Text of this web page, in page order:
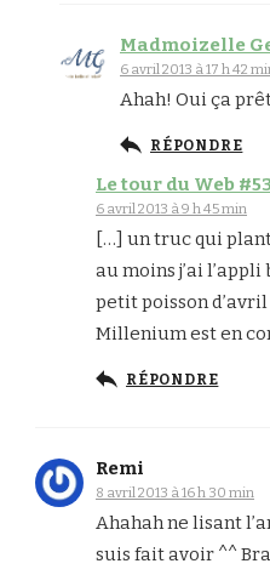
Madmoizelle
6 avril 2013 à 17 h 42
Ahah! Oui ça
RÉPONDRE
Le tour du Web #53
6 avril 2013 à 9 h 45 min
[…] un truc qui
au moins j’ai
petit poisson
Millenium est en
RÉPONDRE
Remi
8 avril 2013 à 16 h 30 min
Ahahah ne lisant
suis fait avoir ^^